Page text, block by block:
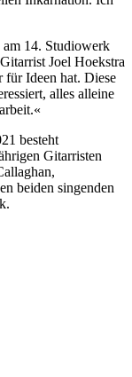
am 14. Studiowerk
Joel Hoekstra
für Ideen hat. Diese
alles alleine
besteht
Gitarristen
beiden singenden